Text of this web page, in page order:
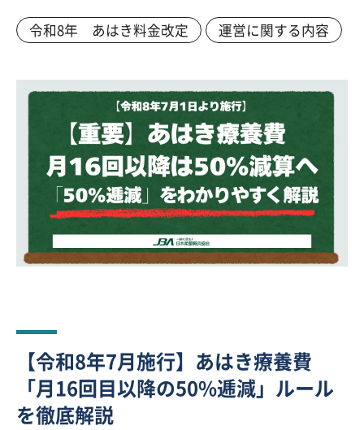
令和8年 あはき料金改定 運営に関する内容
【令和8年7月施行】あはき療養費
「月16回目以降の50%逓減」ルール
を徹底解説